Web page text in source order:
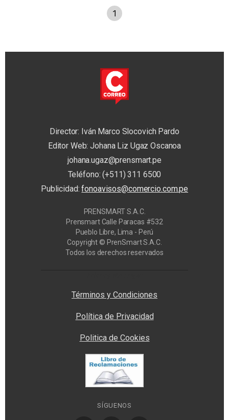
1
Director: Iván Marco Slocovich Pardo
Editor Web: Johana Liz Ugaz Oscanoa
johana.ugaz@prensmart.pe
Teléfono: (+511) 311 6500
Publicidad:fonoavisos@comercio.com.pe
PRENSMART S.A.C.
Prensmart Calle Paracas #532
Pueblo Libre, Lima - Perú
Copyright © PrenSmart S.A.C.
Todos los derechos reservados
Términos y Condiciones
Política de Privacidad
Politica de Cookies
SÍGUENOS